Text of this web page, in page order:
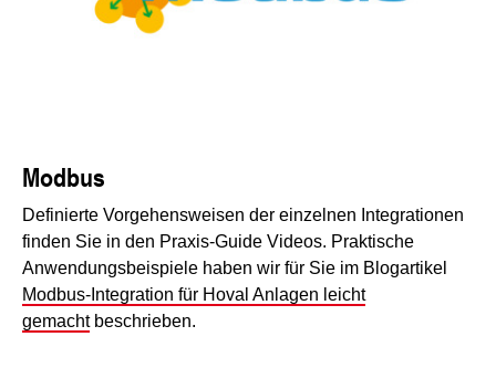
Modbus
Definierte Vorgehensweisen der einzelnen Integrationen
finden Sie in den Praxis-Guide Videos. Praktische
Anwendungsbeispiele haben wir für Sie im Blogartikel
Modbus-Integration für Hoval Anlagen leicht
gemachtbeschrieben.